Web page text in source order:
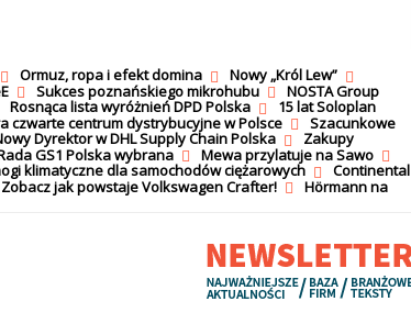
Ormuz, ropa i efekt domina
Nowy „Król Lew”
Sukces poznańskiego mikrohubu
NOSTA Group
Rosnąca lista wyróżnień DPD Polska
15 lat Soloplan
czwarte centrum dystrybucyjne w Polsce
Szacunkowe
Dyrektor w DHL Supply Chain Polska
Zakupy
GS1 Polska wybrana
Mewa przylatuje na Sawo
klimatyczne dla samochodów ciężarowych
Continental
Zobacz jak powstaje Volkswagen Crafter!
Hörmann na